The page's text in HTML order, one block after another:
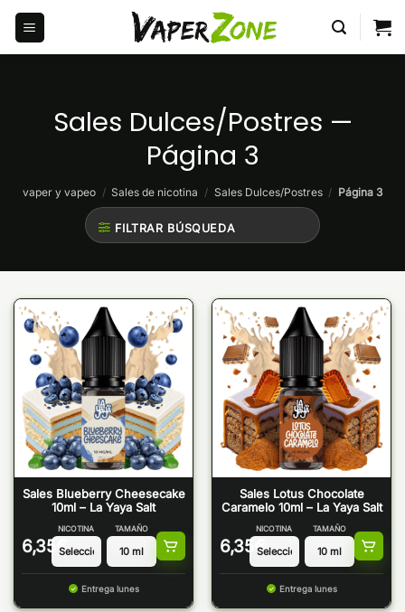
Saltar
contenido
Sales Dulces/Postres —
Página 3
vaper y vapeo / Sales de nicotina / Sales Dulces/Postres / Página 3
FILTRAR BÚSQUEDA
Sales Blueberry Cheesecake
10ml – La Yaya Salt
6,35 €
NICOTINA TAMAÑO
Entrega lunes
Sales Lotus Chocolate
Caramelo 10ml – La Yaya Salt
6,35 €
NICOTINA TAMAÑO
Entrega lunes